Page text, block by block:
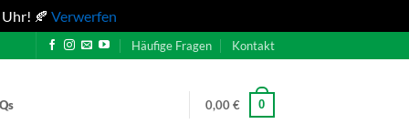
🍂 Verwerfen
Häufige Fragen Kontakt
0,00€ 0